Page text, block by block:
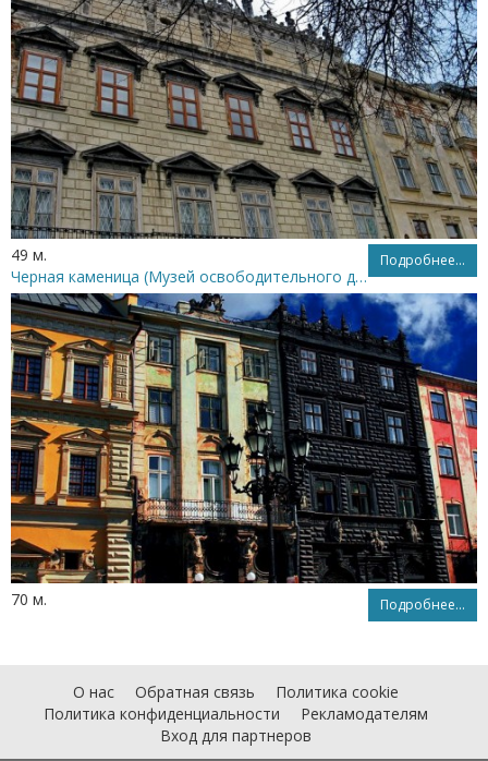
49 м. Подробнее...
Черная каменица (Музей освободительного движения)
70 м. Подробнее...
О нас Обратная связь
Политика cookie
Политика конфиденциальности
Рекламодателям
Вход для партнеров